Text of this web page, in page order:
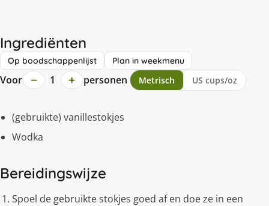
Ingrediënten
Op boodschappenlijst Plan in weekmenu
Voor − 1 + personen Metrisch US cups/oz
(gebruikte) vanillestokjes
Wodka
Bereidingswijze
Spoel de gebruikte stokjes goed af en doe ze in een